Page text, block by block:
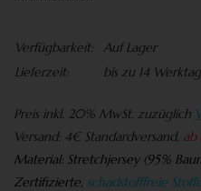
Verfügbarkeit:
Auf Lager
Lieferzeit:
bis zu 14
Preis inkl. 20% MwSt. zuzüglich
Versand: 4€ Standardversand, ab
Material: Stretchjersey (95%
Zertifizierte, schadstofffreie